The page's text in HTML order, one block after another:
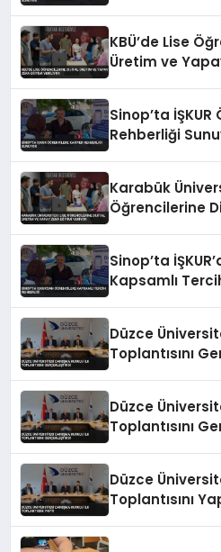
KBÜ’de Lise
Üretim ve
Sinop’ta
Rehberliği
Karabük
Öğrencilerine
Sinop’ta
Kapsamlı
Düzce
Toplantısını
Düzce
Toplantısını
Düzce
Toplantısını